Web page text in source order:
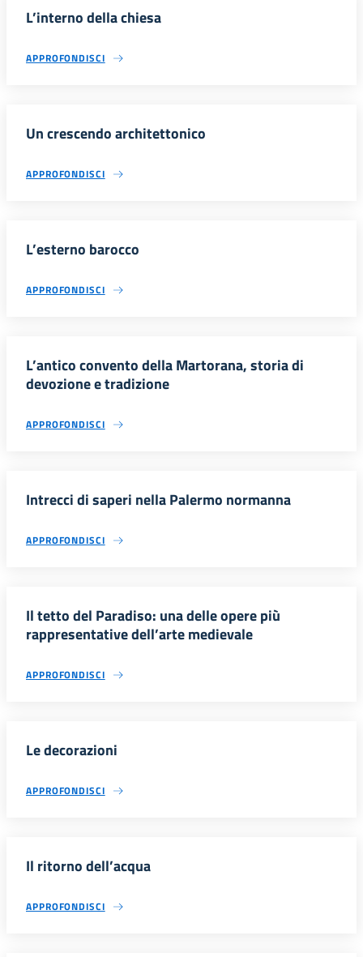
L’interno della chiesa
APPROFONDISCI
Un crescendo architettonico
APPROFONDISCI
L’esterno barocco
APPROFONDISCI
L’antico convento della Martorana, storia di
devozione e tradizione
APPROFONDISCI
Intrecci di saperi nella Palermo normanna
APPROFONDISCI
Il tetto del Paradiso: una delle opere più
rappresentative dell’arte medievale
APPROFONDISCI
Le decorazioni
APPROFONDISCI
Il ritorno dell’acqua
APPROFONDISCI